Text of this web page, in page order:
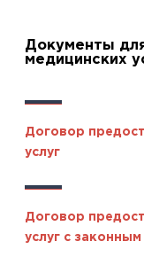
Документы
медицинских
Договор
услуг
Договор
услуг с